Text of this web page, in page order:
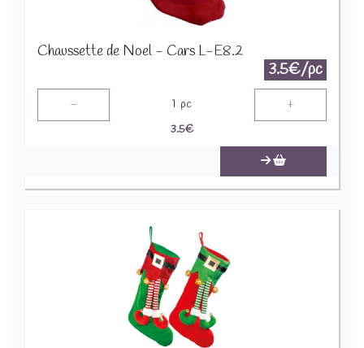
Chaussette de Noel - Cars L-E8.2
3.5€/pc
- 1 pc +
3.5€